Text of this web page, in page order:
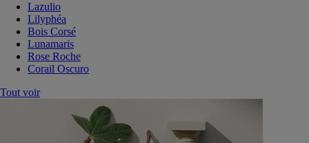
Lazulio
Lilyphéa
Bois Corsé
Lunamaris
Rose Roche
Corail Oscuro
Tout voir